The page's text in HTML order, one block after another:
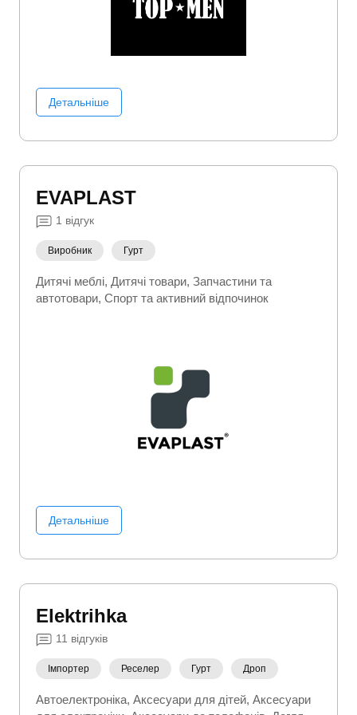
Детальніше
EVAPLAST
1 відгук
Виробник Гурт
Дитячі меблі Дитячі товари Запчастини та
автотовари Спорт та активний відпочинок
Детальніше
Elektrihka
11 відгуків
Імпортер Реселер Гурт Дроп
Автоелектроніка Аксесуари для дітей Аксесуари